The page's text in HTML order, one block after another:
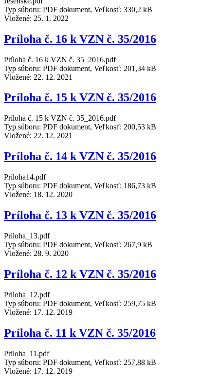
Typ súboru: PDF dokument, Veľkosť: 330,2 kB
Vložené: 25. 1. 2022
Príloha č. 16 k VZN č. 35/2016
Príloha č. 16 k VZN č. 35_2016.pdf
Typ súboru: PDF dokument, Veľkosť: 201,34 kB
Vložené: 22. 12. 2021
Príloha č. 15 k VZN č. 35/2016
Príloha č. 15 k VZN č. 35_2016.pdf
Typ súboru: PDF dokument, Veľkosť: 200,53 kB
Vložené: 22. 12. 2021
Príloha č. 14 k VZN č. 35/2016
Priloha14.pdf
Typ súboru: PDF dokument, Veľkosť: 186,73 kB
Vložené: 18. 12. 2020
Príloha č. 13 k VZN č. 35/2016
Priloha_13.pdf
Typ súboru: PDF dokument, Veľkosť: 267,9 kB
Vložené: 28. 9. 2020
Príloha č. 12 k VZN č. 35/2016
Priloha_12.pdf
Typ súboru: PDF dokument, Veľkosť: 259,75 kB
Vložené: 17. 12. 2019
Príloha č. 11 k VZN č. 35/2016
Priloha_11.pdf
Typ súboru: PDF dokument, Veľkosť: 257,88 kB
Vložené: 17. 12. 2019